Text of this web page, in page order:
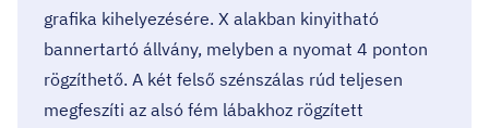
grafika kihelyezésére. X alakban kinyitható
bannertartó állvány, melyben a nyomat 4 ponton
rögzíthető. A két felső szénszálas rúd teljesen
megfeszíti az alsó fém lábakhoz rögzített